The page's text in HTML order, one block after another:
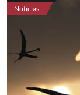
Noticias